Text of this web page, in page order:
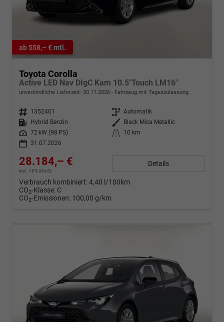
ab 558,– € mtl.
Toyota Corolla
Active LED Nav DIgC Kam 10.5"Touch LM16"
unverbindliche Lieferzeit: 30.11.2026 Fahrzeug mit Tageszulassung
Fahrzeugnr. 1352401 Getriebe Automatik
Kraftstoff
Hybrid Benzin Außenfarbe
Black Mica Metallic
Leistung
72 kW (98 PS) Kilometerstand
10 km
31.07.2026
28.184,– €
incl. 19% MwSt.
Details
Verbrauch kombiniert:4,40 l/100km
CO2-Klasse: C
CO2-Emissionen: 100,00 g/km